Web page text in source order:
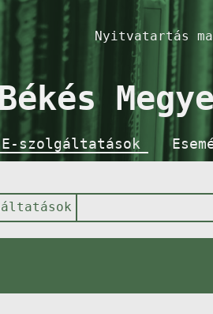
Nyitvatartás
Békés
E-szolgáltatások